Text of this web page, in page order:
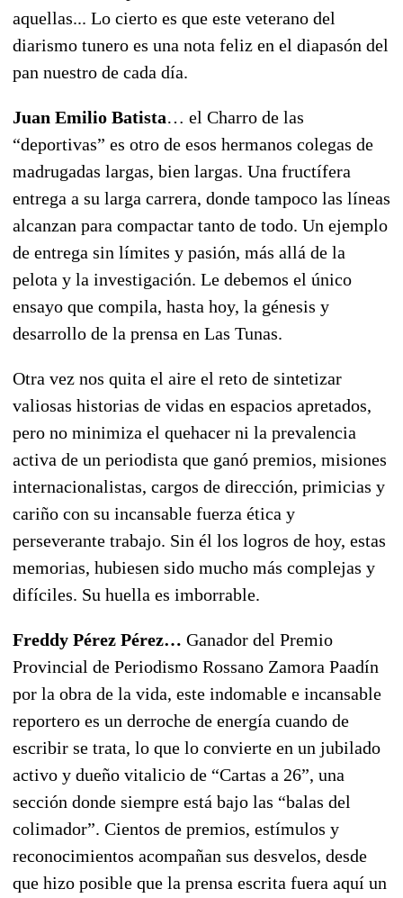
aquellas... Lo cierto es que este veterano del
diarismo tunero es una nota feliz en el diapasón del
pan nuestro de cada día.
Juan Emilio Batista… el Charro de las
“deportivas” es otro de esos hermanos colegas de
madrugadas largas, bien largas. Una fructífera
entrega a su larga carrera, donde tampoco las líneas
alcanzan para compactar tanto de todo. Un ejemplo
de entrega sin límites y pasión, más allá de la
pelota y la investigación. Le debemos el único
ensayo que compila, hasta hoy, la génesis y
desarrollo de la prensa en Las Tunas.
Otra vez nos quita el aire el reto de sintetizar
valiosas historias de vidas en espacios apretados,
pero no minimiza el quehacer ni la prevalencia
activa de un periodista que ganó premios, misiones
internacionalistas, cargos de dirección, primicias y
cariño con su incansable fuerza ética y
perseverante trabajo. Sin él los logros de hoy, estas
memorias, hubiesen sido mucho más complejas y
difíciles. Su huella es imborrable.
Freddy Pérez Pérez… Ganador del Premio
Provincial de Periodismo Rossano Zamora Paadín
por la obra de la vida, este indomable e incansable
reportero es un derroche de energía cuando de
escribir se trata, lo que lo convierte en un jubilado
activo y dueño vitalicio de “Cartas a 26”, una
sección donde siempre está bajo las “balas del
colimador”. Cientos de premios, estímulos y
reconocimientos acompañan sus desvelos, desde
que hizo posible que la prensa escrita fuera aquí un